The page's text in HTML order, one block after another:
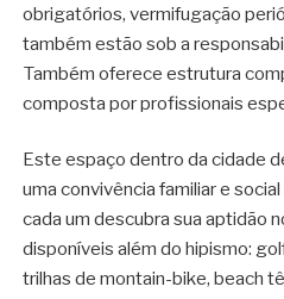
obrigatórios, vermifugação
também estão sob a
Também oferece estrutura
composta por profissionais
Este espaço dentro da cidade
uma convivência familiar e
cada um descubra sua aptidão
disponíveis além do hipismo:
trilhas de montain-bike, beach